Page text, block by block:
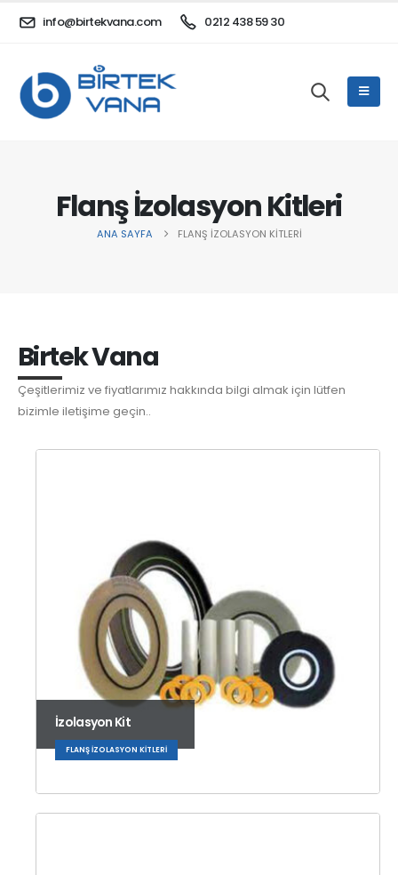
info@birtekvana.com 0212 438 59 30
Flanş İzolasyon Kitleri
ANA SAYFA FLANŞ İZOLASYON KITLERI
Birtek Vana
Çeşitlerimiz ve fiyatlarımız hakkında bilgi almak için lütfen
bizimle iletişime geçin..
İzolasyon Kit
FLANŞ İZOLASYON KITLERI